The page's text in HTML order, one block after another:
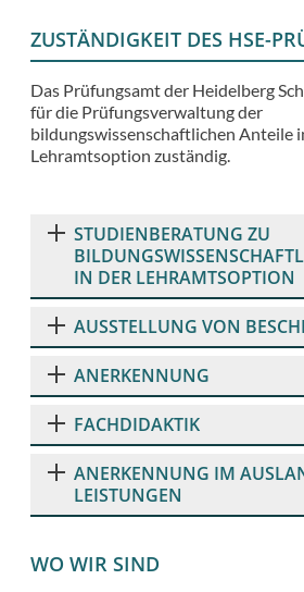
ZUSTÄNDIGKEIT DES HSE-
Das Prüfungsamt der Heidelberg
für die Prüfungsverwaltung der
bildungswissenschaftlichen Anteile
Lehramtsoption zuständig.
STUDIENBERATUNG ZU
IN DER LEHRAMTSOPTION
AUSSTELLUNG VON
ANERKENNUNG
FACHDIDAKTIK
ANERKENNUNG IM
LEISTUNGEN
WO WIR SIND